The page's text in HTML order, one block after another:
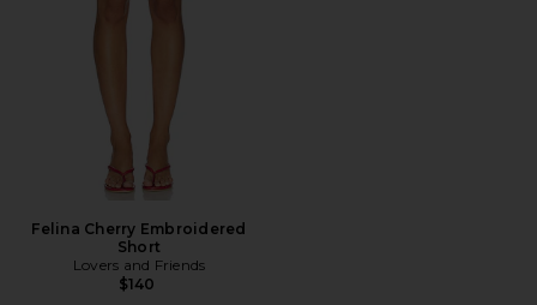
Felina Cherry Embroidered
Short
Lovers and Friends
$140